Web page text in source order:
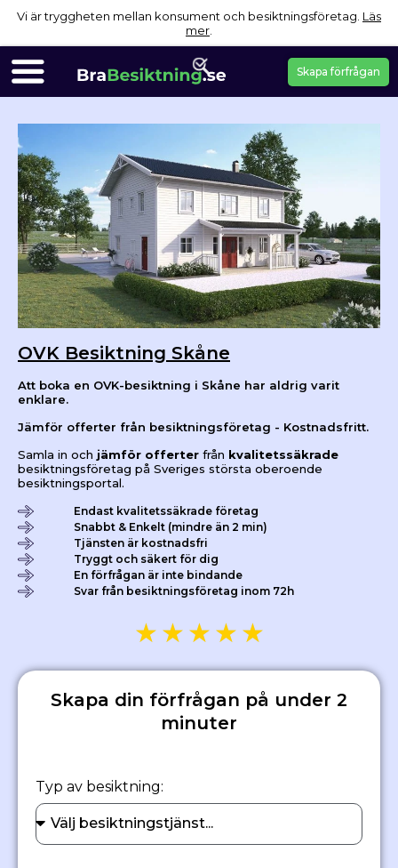
Vi är tryggheten mellan konsument och besiktningsföretag. Läs
mer
Skapa förfrågan
OVK Besiktning Skåne
Att boka en OVK-besiktning i Skåne har aldrig varit
enklare.
Jämför offerter från besiktningsföretag - Kostnadsfritt.
Samla in och jämför offerter från kvalitetssäkrade
besiktningsföretag på Sveriges största oberoende
besiktningsportal.
Endast kvalitetssäkrade företag
Snabbt & Enkelt (mindre än 2 min)
Tjänsten är kostnadsfri
Tryggt och säkert för dig
En förfrågan är inte bindande
Svar från besiktningsföretag inom 72h
★ ★ ★ ★ ★
Skapa din förfrågan på under 2
minuter
Typ av besiktning: